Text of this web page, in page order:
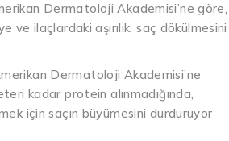
Dermatoloji Akademisi’ne göre,
ve ilaçlardaki aşırılık, saç dökülmesini
Dermatoloji Akademisi’ne
kadar protein alınmadığında,
için saçın büyümesini durduruyor